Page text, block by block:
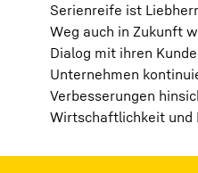
Serienreife ist
Weg auch in Zukunft
Dialog mit ihren
Unternehmen
Verbesserungen
Wirtschaftlichkeit und